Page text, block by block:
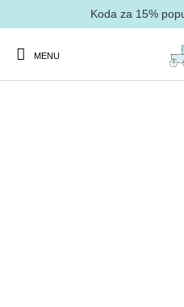
Koda za 15%
MENU